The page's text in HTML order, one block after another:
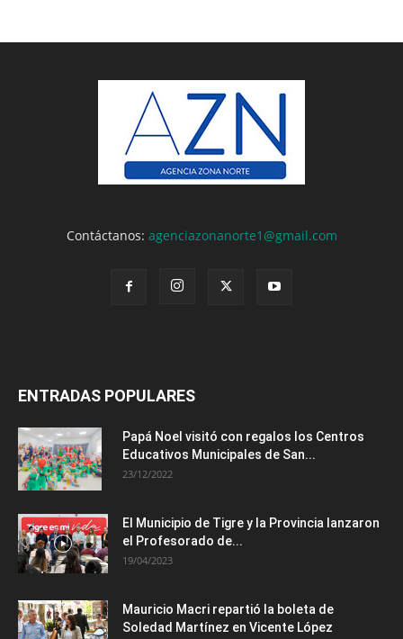
Contáctanos: agenciazonanorte1@gmail.com
ENTRADAS POPULARES
Papá Noel visitó con regalos los Centros
Educativos Municipales de San...
23/12/2022
El Municipio de Tigre y la Provincia lanzaron
el Profesorado de...
19/04/2023
Mauricio Macri repartió la boleta de
Soledad Martínez en Vicente López